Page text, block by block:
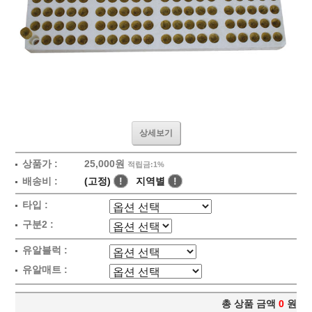
상세보기
상품가 : 25,000원 적립금:1%
배송비 : (고정) ! 지역별 !
타입 :
구분2 :
유알블럭 :
유알매트 :
총 상품 금액 0 원